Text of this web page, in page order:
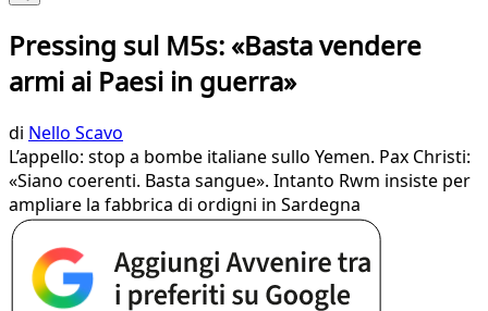
Pressing sul M5s: «Basta vendere
armi ai Paesi in guerra»
di Nello Scavo
L’appello: stop a bombe italiane sullo Yemen. Pax Christi:
«Siano coerenti. Basta sangue». Intanto Rwm insiste per
ampliare la fabbrica di ordigni in Sardegna